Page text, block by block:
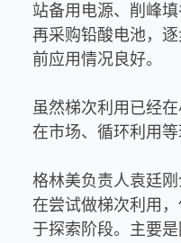
站备用电源、削峰
再采购铅酸电池，
前应用情况良好。
虽然梯次利用已经
在市场、循环利用等
格林美负责人袁廷
在尝试做梯次利用
于探索阶段。主要